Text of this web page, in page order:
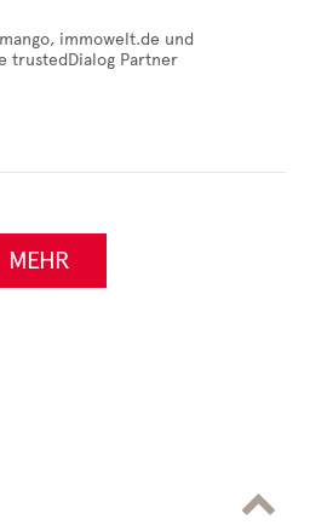
immowelt.de und
trustedDialog Partner
MEHR
